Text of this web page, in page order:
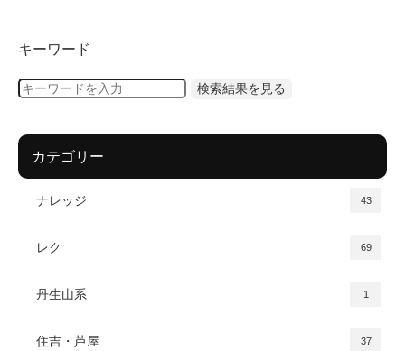
キーワード
カテゴリー
ナレッジ 43
レク 69
丹生山系 1
住吉・芦屋 37